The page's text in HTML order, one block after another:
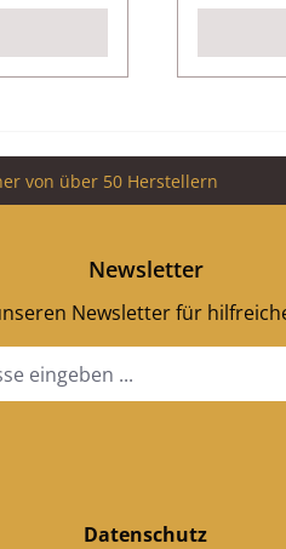
von über 50 Herstellern
Newsletter
Newsletter für
Datenschutz